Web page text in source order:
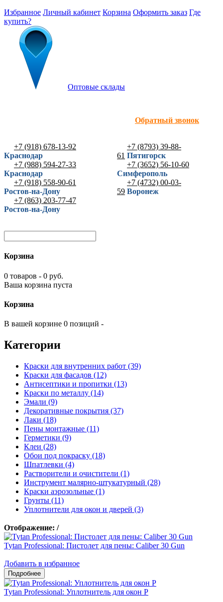
Избранное Личный кабинет Корзина Оформить заказ Где
купить?
Оптовые склады
Обратный звонок
+7 (918) 678-13-92
Краснодар
+7 (988) 594-27-33
Краснодар
+7 (918) 558-90-61
Ростов-на-Дону
+7 (863) 203-77-47
Ростов-на-Дону
+7 (8793) 39-88-
61 Пятигорск
+7 (3652) 56-10-60
Симферополь
+7 (4732) 00-03-
59 Воронеж
Корзина
0 товаров - 0 руб.
Ваша корзина пуста
Корзина
В вашей корзине 0 позиций -
Категории
Краски для внутренних работ (39)
Краски для фасадов (12)
Антисептики и пропитки (13)
Краски по металлу (14)
Эмали (9)
Декоративные покрытия (37)
Лаки (18)
Пены монтажные (11)
Герметики (9)
Клеи (28)
Обои под покраску (18)
Шпатлевки (4)
Растворители и очистители (1)
Инструмент малярно-штукатурный (28)
Краски аэрозольные (1)
Грунты (11)
Уплотнители для окон и дверей (3)
Отображение: /
Tytan Professional: Пистолет для пены: Caliber 30 Gun
Добавить в избранное
Tytan Professional: Уплотнитель для окон P